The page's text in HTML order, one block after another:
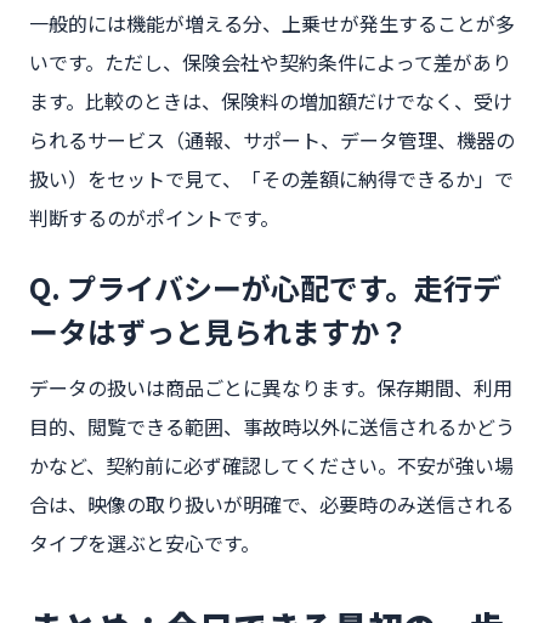
一般的には機能が増える分、上乗せが発生することが多
いです。ただし、保険会社や契約条件によって差があり
ます。比較のときは、保険料の増加額だけでなく、受け
られるサービス（通報、サポート、データ管理、機器の
扱い）をセットで見て、「その差額に納得できるか」で
判断するのがポイントです。
Q. プライバシーが心配です。走行デ
ータはずっと見られますか？
データの扱いは商品ごとに異なります。保存期間、利用
目的、閲覧できる範囲、事故時以外に送信されるかどう
かなど、契約前に必ず確認してください。不安が強い場
合は、映像の取り扱いが明確で、必要時のみ送信される
タイプを選ぶと安心です。